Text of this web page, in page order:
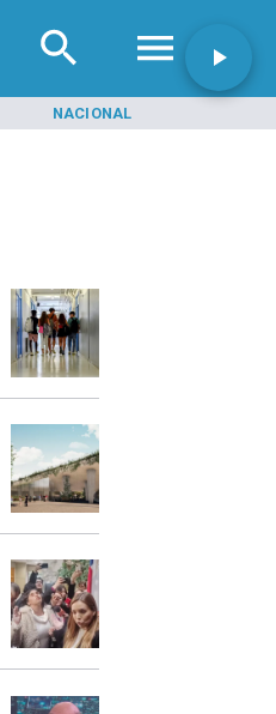
NACIONAL